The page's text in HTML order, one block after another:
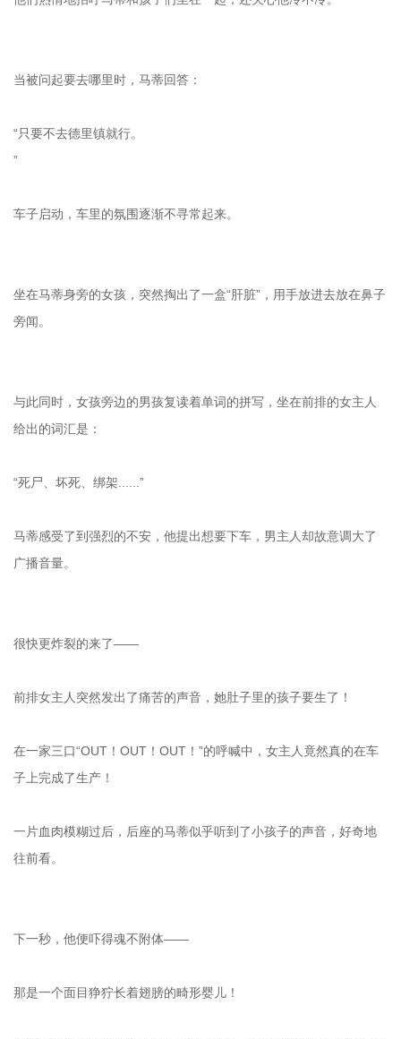
当被问起要去哪里时，马蒂回答：
“只要不去德里镇就行。
”
车子启动，车里的氛围逐渐不寻常起来。
坐在马蒂身旁的女孩，突然掏出了一盒“肝脏”，用手放进去放在鼻子
旁闻。
与此同时，女孩旁边的男孩复读着单词的拼写，坐在前排的女主人
给出的词汇是：
“死尸、坏死、绑架......”
马蒂感受了到强烈的不安，他提出想要下车，男主人却故意调大了
广播音量。
很快更炸裂的来了——
前排女主人突然发出了痛苦的声音，她肚子里的孩子要生了！
在一家三口“OUT！OUT！OUT！”的呼喊中，女主人竟然真的在车
子上完成了生产！
一片血肉模糊过后，后座的马蒂似乎听到了小孩子的声音，好奇地
往前看。
下一秒，他便吓得魂不附体——
那是一个面目狰狞长着翅膀的畸形婴儿！